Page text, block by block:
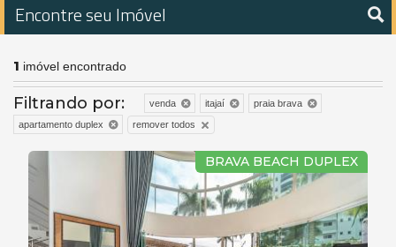
Encontre seu Imóvel
1 imóvel encontrado
Filtrando por: venda itajaí
praia brava
apartamento duplex
remover todos
BRAVA BEACH DUPLEX